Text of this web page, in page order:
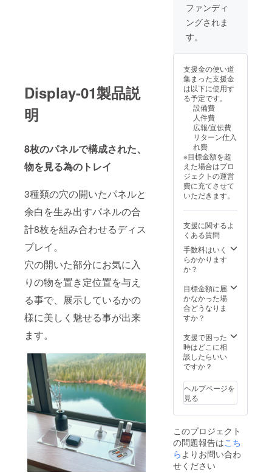
Display-01製品説
明
8枚のパネルで構成された、
物を見る為のトレイ
3種類の穴の開いたパネルと
余白を生み出すパネルの合
計8枚を組み合わせるディス
プレイ。
穴の開いた部分にお気に入
りの物を置き定位置を与え
る事で、展示しているかの
様に美しく魅せる事が出来
ます。
ファンディ
ングされま
す。
支援金の使い道
集まった支援金
は以下に使用す
る予定です。
設備費
人件費
広報/宣伝費
リターン仕入
れ費
※目標金額を超
えた場合はプロ
ジェクトの運営
費に充てさせて
いただきます。
支援に関するよ
くある質問
手数料はいく
らかかります
か？
目標金額に届
かなかった場
合どうなりま
すか？
支援で困った
時はどこに相
談したらいい
ですか？
ヘルプページを
見る
このプロジェクト
の問題報告はこち
ら よりお問い合わ
せください